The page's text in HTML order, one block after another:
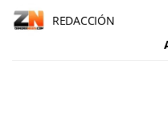
REDACCIÓN